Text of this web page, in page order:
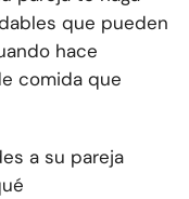
que pueden
hace
comida que
a su pareja